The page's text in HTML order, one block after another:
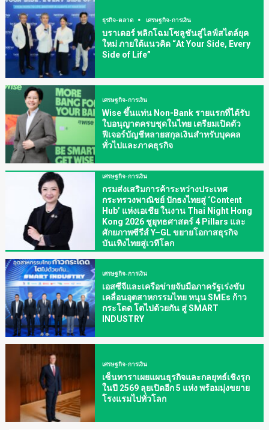
ธุรกิจ-ตลาด เศรษฐกิจ-การเงิน
บราเดอร์ พลิกโฉมโซลูชันสู่ไลฟ์สไตล์ยุค
ใหม่ ภายใต้แนวคิด “At Your Side, Every
Side of Life”
เศรษฐกิจ-การเงิน
Wise ขึ้นแท่น Non-Bank รายแรกที่ได้รับ
ใบอนุญาตครบชุดในไทย เตรียมเปิดตัว
ฟีเจอร์บัญชีหลายสกุลเงินสำหรับบุคคล
ทั่วไปและภาคธุรกิจ
เศรษฐกิจ-การเงิน
กรมส่งเสริมการค้าระหว่างประเทศ
กระทรวงพาณิชย์ ปักธงไทยสู่ ‘Content
Hub’ แห่งเอเชีย ในงาน Thai Night Hong
Kong 2026 ชูยุทธศาสตร์ 4 Pillars และ
ศักยภาพซีรีส์ Y–GL ขยายโอกาสธุรกิจ
บันเทิงไทยสู่เวทีโลก
เศรษฐกิจ-การเงิน
เอสซีจีและเครือข่ายจับมือภาครัฐเร่งขับ
เคลื่อนอุตสาหกรรมไทย หนุน SMEs ก้าว
กระโดด โตไปด้วยกัน สู่ SMART
INDUSTRY
เศรษฐกิจ-การเงิน
เซ็นทาราเผยแผนธุรกิจและกลยุทธ์เชิงรุก
ในปี 2569 ลุยเปิดอีก 5 แห่ง พร้อมมุ่งขยาย
โรงแรมไปทั่วโลก